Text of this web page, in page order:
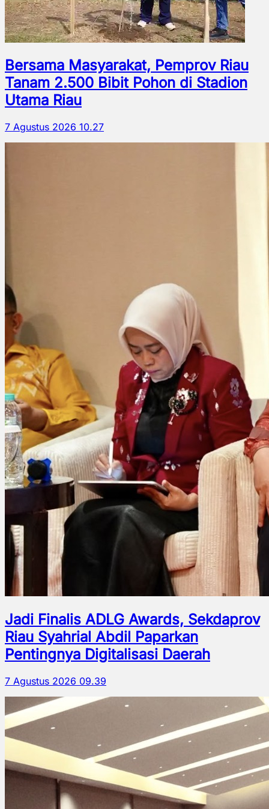
Bersama Masyarakat, Pemprov Riau
Tanam 2.500 Bibit Pohon di Stadion
Utama Riau
7 Agustus 2026 10.27
Jadi Finalis ADLG Awards, Sekdaprov
Riau Syahrial Abdil Paparkan
Pentingnya Digitalisasi Daerah
7 Agustus 2026 09.39